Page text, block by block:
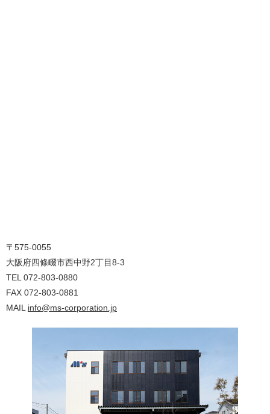
〒575-0055
大阪府四條畷市西中野2丁目8-3
TEL 072-803-0880
FAX 072-803-0881
MAIL info@ms-corporation.jp